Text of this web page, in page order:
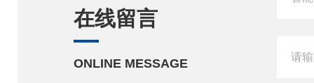
在线留言
ONLINE MESSAGE